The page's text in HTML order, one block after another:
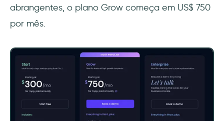
abrangentes, o plano Grow começa em US$ 750
por mês.